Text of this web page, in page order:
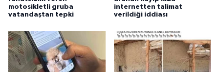
motosikletli gruba
vatandaştan tepki
internetten talimat
verildiği iddiası
ÜLKE GÜNDEMİ
YAŞAM
YEREL